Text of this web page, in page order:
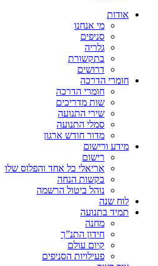
אודות
מי אנחנו
סניפים
גלריה
בתקשורת
דרושים
חומרי הדרכה
חומרי הדרכה
שות מדריכים
שירי התנועה
סמלי התנועה
מדור חודש ארגון
מידע ורישום
רישום
אריאלי כל אחד והפלוס שלו
בקשות הנחה
נוהל ביטול הרשמה
לוח שנה
תמיד בתנועה
מחנה
חידון התנ”ך
קיום עולם
פעילויות הסניפים